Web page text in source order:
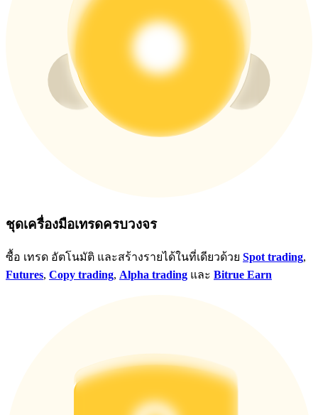
ชุดเครื่องมือเทรดครบวงจร
ซื้อ เทรด อัตโนมัติ และสร้างรายได้ในที่เดียวด้วย Spot trading,
Futures, Copy trading, Alpha trading และ Bitrue Earn